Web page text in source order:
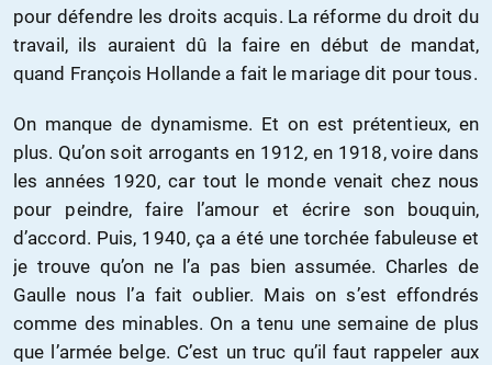
pour défendre les droits acquis. La réforme du droit du
travail, ils auraient dû la faire en début de mandat,
quand François Hollande a fait le mariage dit pour tous.
On manque de dynamisme. Et on est prétentieux, en
plus. Qu’on soit arrogants en 1912, en 1918, voire dans
les années 1920, car tout le monde venait chez nous
pour peindre, faire l’amour et écrire son bouquin,
d’accord. Puis, 1940, ça a été une torchée fabuleuse et
je trouve qu’on ne l’a pas bien assumée. Charles de
Gaulle nous l’a fait oublier. Mais on s’est effondrés
comme des minables. On a tenu une semaine de plus
que l’armée belge. C’est un truc qu’il faut rappeler aux